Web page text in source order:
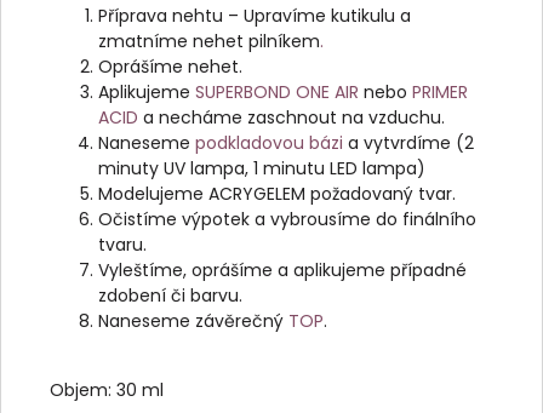
Příprava nehtu – Upravíme kutikulu a
zmatníme nehet pilníkem.
Oprášíme nehet.
Aplikujeme SUPERBOND ONE AIR nebo PRIMER
ACID a necháme zaschnout na vzduchu.
Naneseme podkladovou bázi a vytvrdíme (2
minuty UV lampa, 1 minutu LED lampa)
Modelujeme ACRYGELEM požadovaný tvar.
Očistíme výpotek a vybrousíme do finálního
tvaru.
Vyleštíme, oprášíme a aplikujeme případné
zdobení či barvu.
Naneseme závěrečný TOP.
Objem: 30 ml